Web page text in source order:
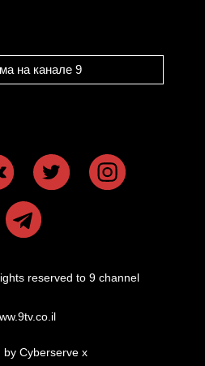
на канале 9
reserved to 9 channel
by Cyberserve x